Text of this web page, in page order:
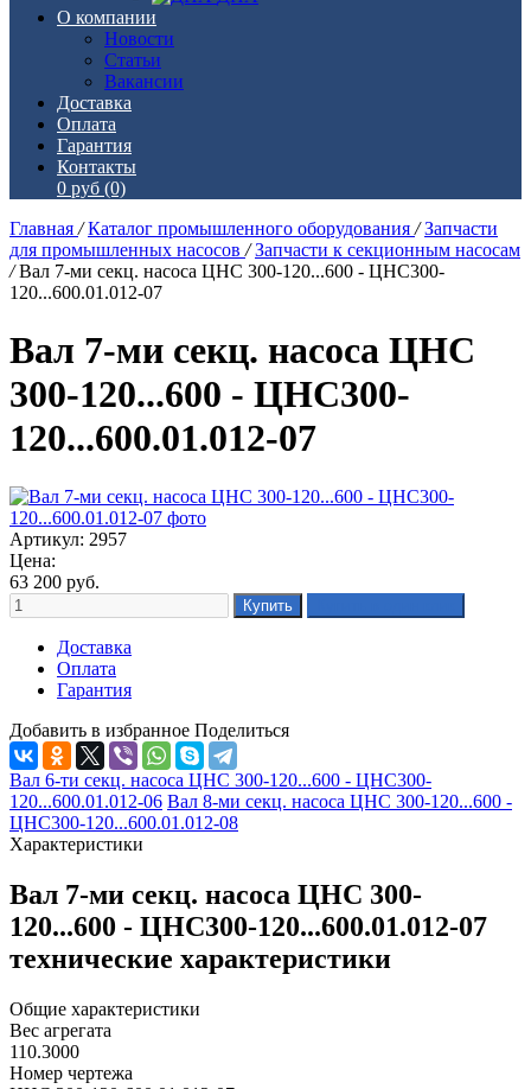
О компании
Новости
Статьи
Вакансии
Доставка
Оплата
Гарантия
Контакты
0 руб (0)
Главная / Каталог промышленного оборудования / Запчасти
для промышленных насосов / Запчасти к секционным насосам
/ Вал 7-ми секц. насоса ЦНС 300-120...600 - ЦНС300-
120...600.01.012-07
Вал 7-ми секц. насоса ЦНС
300-120...600 - ЦНС300-
120...600.01.012-07
Артикул: 2957
Цена:
63 200 руб.
Доставка
Оплата
Гарантия
Добавить в избранное Поделиться
Вал 6-ти секц. насоса ЦНС 300-120...600 - ЦНС300-
120...600.01.012-06 Вал 8-ми секц. насоса ЦНС 300-120...600 -
ЦНС300-120...600.01.012-08
Характеристики
Вал 7-ми секц. насоса ЦНС 300-
120...600 - ЦНС300-120...600.01.012-07
технические характеристики
Общие характеристики
Вес агрегата
110.3000
Номер чертежа